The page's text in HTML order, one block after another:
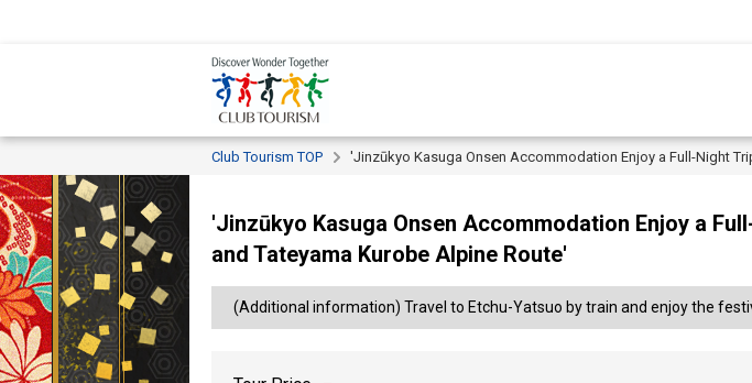
Club Tourism TOP 'Jinzūkyo Kasuga Onsen Accommodation Enjoy a Full-Night
'Jinzūkyo Kasuga Onsen Accommodation Enjoy a
and Tateyama Kurobe Alpine Route'
(Additional information) Travel to Etchu-Yatsuo by train and enjoy the